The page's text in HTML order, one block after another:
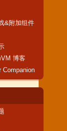
&附加组件
博客
Companion